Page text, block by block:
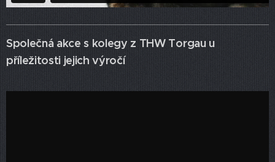
Společná akce s kolegy z THW Torgau u
příležitosti jejich výročí